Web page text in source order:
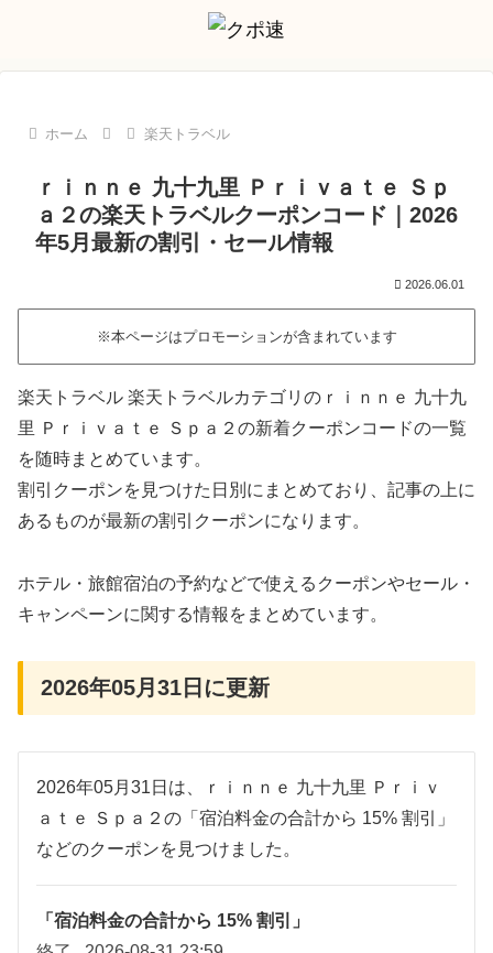
ホーム 楽天トラベル
ｒｉｎｎｅ 九十九里 Ｐｒｉｖａｔｅ Ｓｐ
ａ２の楽天トラベルクーポンコード｜2026
年5月最新の割引・セール情報
2026.06.01
※本ページはプロモーションが含まれています
楽天トラベル 楽天トラベルカテゴリのｒｉｎｎｅ 九十九
里 Ｐｒｉｖａｔｅ Ｓｐａ２の新着クーポンコードの一覧
を随時まとめています。
割引クーポンを見つけた日別にまとめており、記事の上に
あるものが最新の割引クーポンになります。
ホテル・旅館宿泊の予約などで使えるクーポンやセール・
キャンペーンに関する情報をまとめています。
2026年05月31日に更新
2026年05月31日は、ｒｉｎｎｅ 九十九里 Ｐｒｉｖ
ａｔｅ Ｓｐａ２の「宿泊料金の合計から 15% 割引」
などのクーポンを見つけました。
「宿泊料金の合計から 15% 割引」